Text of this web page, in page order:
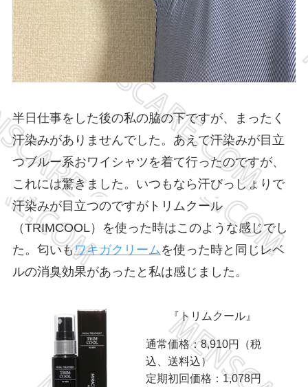
半日仕事をした後の私の脇の下ですが、まったく
汗染みがありませんでした。あえて汗染みが目立
つブルー系おワイシャツを着て行ったのですが、
これには驚きました。いつもなら汗びっしょりで
汗染みが目立つのですがトリムクール
（TRIMCOOL）を使った時はこのような感じでし
た。匂いもワキガクリーム を使った時と同じレベ
ルの消臭効果があったと私は感じました。
『トリムクール』
通常価格：8,910円（税
込、送料込）
定期初回価格：1,078円